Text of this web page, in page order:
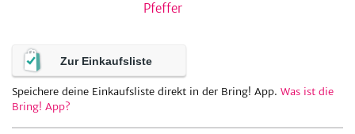
Pfeffer
Zur Einkaufsliste
Speichere deine Einkaufsliste direkt in der Bring! App. Was ist die
Bring! App?